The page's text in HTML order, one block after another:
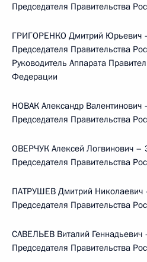
Председателя Правительства
ГРИГОРЕНКО Дмитрий Юрьевич
Председателя Правительства
Руководитель Аппарата
Федерации
НОВАК Александр Валентинович
Председателя Правительства
ОВЕРЧУК Алексей Логвинович –
Председателя Правительства
ПАТРУШЕВ Дмитрий Николаевич
Председателя Правительства
САВЕЛЬЕВ Виталий Геннадьевич
Председателя Правительства